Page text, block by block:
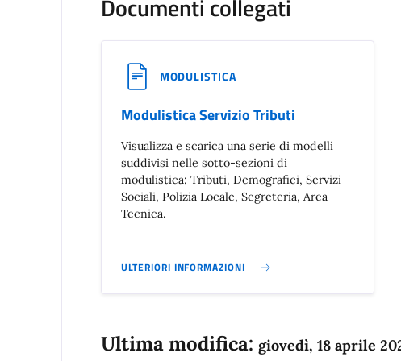
Documenti collegati
MODULISTICA
Modulistica Servizio Tributi
Visualizza e scarica una serie di modelli
suddivisi nelle sotto-sezioni di
modulistica: Tributi, Demografici, Servizi
Sociali, Polizia Locale, Segreteria, Area
Tecnica.
ULTERIORI INFORMAZIONI
MODULISTICA SERVIZIO TRIBUTI}
Ultima modifica: giovedì, 18 aprile